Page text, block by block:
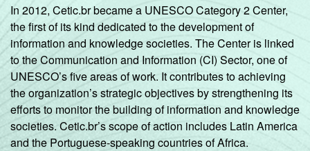
In 2012, Cetic.br became a UNESCO Category 2 Center,
the first of its kind dedicated to the development of
information and knowledge societies. The Center is linked
to the Communication and Information (CI) Sector, one of
UNESCO’s five areas of work. It contributes to achieving
the organization’s strategic objectives by strengthening its
efforts to monitor the building of information and knowledge
societies. Cetic.br’s scope of action includes Latin America
and the Portuguese-speaking countries of Africa.